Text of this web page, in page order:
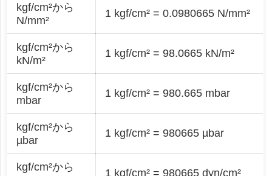
kgf/cm²から
N/mm²
1 kgf/cm² = 0.0980665 N/mm²
kgf/cm²から
kN/m²
1 kgf/cm² = 98.0665 kN/m²
kgf/cm²から
mbar
1 kgf/cm² = 980.665 mbar
kgf/cm²から
µbar
1 kgf/cm² = 980665 µbar
kgf/cm²から
1 kgf/cm² = 980665 dyn/cm²